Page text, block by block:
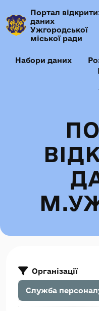
Портал
даних
Ужгородської
міської ради
Набори даних
Організації
Служба